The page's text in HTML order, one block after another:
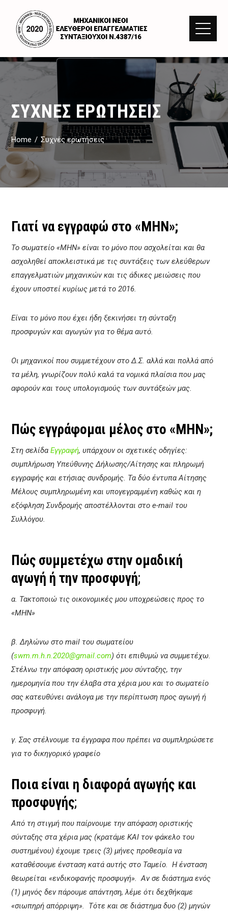
ΣΥΧΝΈΣ ΕΡΩΤΉΣΕΙΣ
Home Συχνές ερωτήσεις
Γιατί να εγγραφώ στο «ΜΗΝ»;
Το σωματείο «ΜΗΝ» είναι το μόνο που ασχολείται και θα
ασχοληθεί αποκλειστικά με τις συντάξεις των ελεύθερων
επαγγελματιών μηχανικών και τις άδικες μειώσεις που
έχουν υποστεί κυρίως μετά το 2016.
Είναι το μόνο που έχει ήδη ξεκινήσει τη σύνταξη
προσφυγών και αγωγών για το θέμα αυτό.
Οι μηχανικοί που συμμετέχουν στο Δ.Σ. αλλά και πολλά από
τα μέλη, γνωρίζουν πολύ καλά τα νομικά πλαίσια που μας
αφορούν και τους υπολογισμούς των συντάξεών μας.
Πώς εγγράφομαι μέλος στο «ΜΗΝ»;
Στη σελίδαΕγγραφή, υπάρχουν οι σχετικές οδηγίες:
συμπλήρωση Υπεύθυνης Δήλωσης/Αίτησης και πληρωμή
εγγραφής και ετήσιας συνδρομής. Τα δύο έντυπα Αίτησης
Μέλους συμπληρωμένη και υπογεγραμμένη καθώς και η
εξόφληση Συνδρομής αποστέλλονται στο e-mail του
Συλλόγου.
Πώς συμμετέχω στην ομαδική
αγωγή ή την προσφυγή;
α. Τακτοποιώ τις οικονομικές μου υποχρεώσεις προς το
«ΜΗΝ»
β. Δηλώνω στο mail του σωματείου
(swm.m.h.n.2020@gmail.com) ότι επιθυμώ να συμμετέχω.
Στέλνω την απόφαση οριστικής μου σύνταξης, την
ημερομηνία που την έλαβα στα χέρια μου και το σωματείο
σας κατευθύνει ανάλογα με την περίπτωση προς αγωγή ή
προσφυγή.
γ. Σας στέλνουμε τα έγγραφα που πρέπει να συμπληρώσετε
για το δικηγορικό γραφείο
Ποια είναι η διαφορά αγωγής και
προσφυγής;
Από τη στιγμή που παίρνουμε την απόφαση οριστικής
σύνταξης στα χέρια μας (κρατάμε ΚΑΙ τον φάκελο του
συστημένου) έχουμε τρεις (3) μήνες προθεσμία να
καταθέσουμε ένσταση κατά αυτής στο Ταμείο. Η ένσταση
θεωρείται «ενδικοφανής προσφυγή». Αν σε διάστημα ενός
(1) μηνός δεν πάρουμε απάντηση, λέμε ότι δεχθήκαμε
«σιωπηρή απόρριψη». Τότε και σε διάστημα δυο (2) μηνών